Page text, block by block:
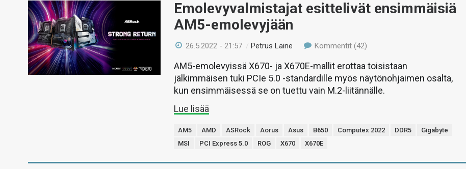
Emolevyvalmistajat esittelivät ensimmäisiä
AM5-emolevyjään
26.5.2022 - 21:57 /Petrus Laine Kommentit (42)
AM5-emolevyissä X670- ja X670E-mallit erottaa toisistaan
jälkimmäisen tuki PCIe 5.0 -standardille myös näytönohjaimen osalta,
kun ensimmäisessä se on tuettu vain M.2-liitännälle.
Lue lisää
AM5 AMD ASRock Aorus Asus B650 Computex 2022 DDR5
Gigabyte
MSI
PCI Express 5.0 ROG X670 X670E